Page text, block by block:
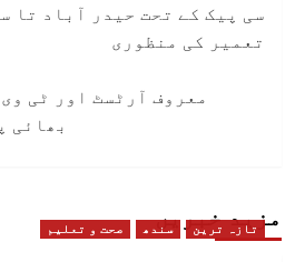
navigation
سی پیک کے تحت حیدر آباد تا
تعمیر کی منظوری
معروف آرٹسٹ اور ٹی
بھائی
مزید خبریں
تازہ ترین سندھ صحت و تعلیم